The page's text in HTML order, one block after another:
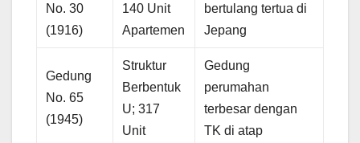
No. 30
(1916)
140 Unit
Apartemen
bertulang tertua di
Jepang
Gedung
No. 65
(1945)
Struktur
Berbentuk
U; 317
Unit
Gedung
perumahan
terbesar dengan
TK di atap